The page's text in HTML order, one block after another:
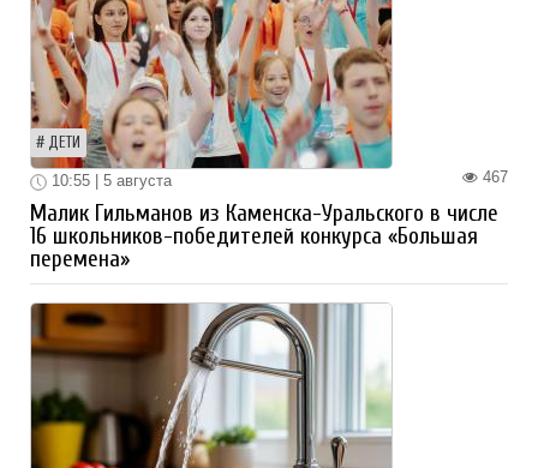
ДЕТИ
467
10:55 | 5 августа
Малик Гильманов из Каменска-Уральского в числе
16 школьников-победителей конкурса «Большая
перемена»